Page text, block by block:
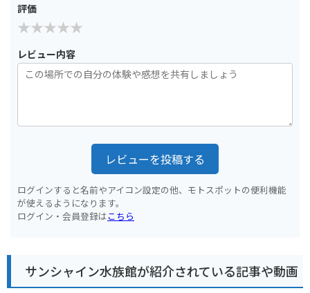
評価
レビュー内容
レビューを投稿する
ログインすると名前やアイコン設定の他、モトスポットの便利機能
が使えるようになります。
ログイン・会員登録はこちら
サンシャイン水族館が紹介されている記事や動画